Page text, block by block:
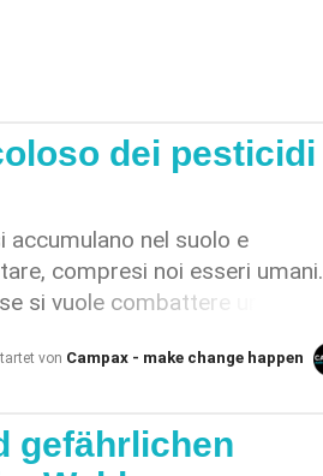
dei pesticidi
nel suolo e
compresi noi esseri umani.
si vuole combattere un
impossibile prevedere le
[1,3] Ciononostante, il
l’ordinanza sulla
von Campax - make change happen
gefährlichen